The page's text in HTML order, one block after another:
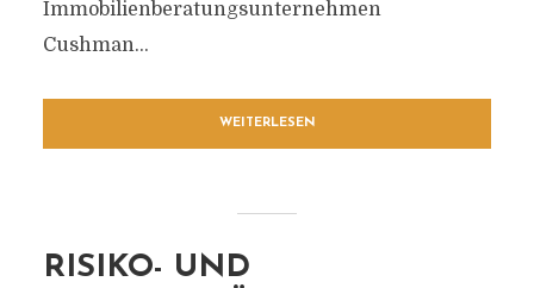
Immobilienberatungsunternehmen
Cushman...
WEITERLESEN
RISIKO- UND